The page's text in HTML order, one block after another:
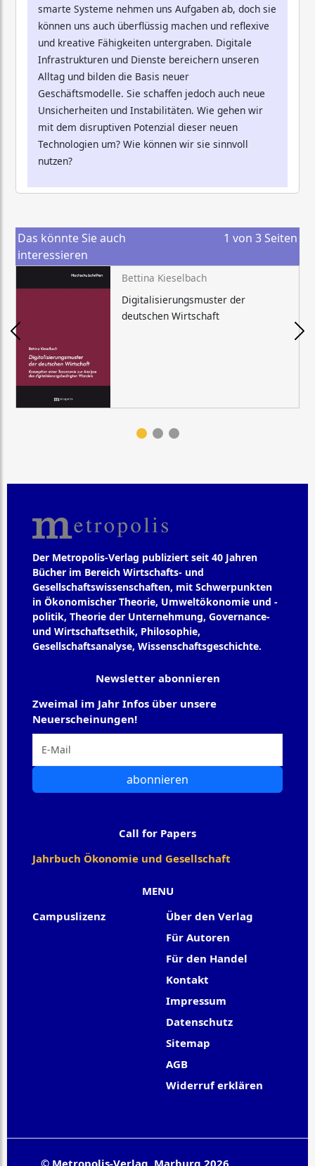
smarte Systeme nehmen uns Aufgaben ab, doch sie
können uns auch überflüssig machen und reflexive
und kreative Fähigkeiten untergraben. Digitale
Infrastrukturen und Dienste bereichern unseren
Alltag und bilden die Basis neuer
Geschäftsmodelle. Sie schaffen jedoch auch neue
Unsicherheiten und Instabilitäten. Wie gehen wir
mit dem disruptiven Potenzial dieser neuen
Technologien um? Wie können wir sie sinnvoll
nutzen?
Das könnte Sie auch
interessieren
1 von 3 Seiten
Bettina Kieselbach
Digitalisierungsmuster der
deutschen Wirtschaft
Der Metropolis-Verlag publiziert seit 40 Jahren
Bücher im Bereich Wirtschafts- und
Gesellschaftswissenschaften, mit Schwerpunkten
in Ökonomischer Theorie, Umweltökonomie und -
politik, Theorie der Unternehmung, Governance-
und Wirtschaftsethik, Philosophie,
Gesellschaftsanalyse, Wissenschaftsgeschichte.
MENU
Campuslizenz
Über den Verlag
Für Autoren
Für den Handel
Kontakt
Impressum
Datenschutz
Sitemap
AGB
Widerruf erklären
Newsletter abonnieren
Zweimal im Jahr Infos über unsere
Neuerscheinungen!
abonnieren
Call for Papers
Jahrbuch Ökonomie und Gesellschaft
© Metropolis-Verlag, Marburg 2026